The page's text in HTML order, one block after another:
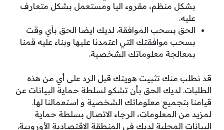
بشكل منظم، مقروء اليا ومستعمل بشكل متعارف
عليه.
الحق بسحب الموافقة. لديك ايضا الحق بأي وقت
بسحب موافقتك التي اعتمدنا عليها وبناء عليه قمنا
بمعالجة معلوماتك الشخصية.
قد نطلب منك تثبيت هويتك قبل الرد على أي من هذه
الطلبات. لديك الحق بأن تشكو لسلطة حماية البيانات عن
قيامنا بتجميع معلوماتك الشخصية و استعمالنا لها.
لمزيد من المعلومات، الرجاء الاتصال بسلطة حماية
البيانات المحلية لديك في المنطقة الاقتصادية الأوروبية.